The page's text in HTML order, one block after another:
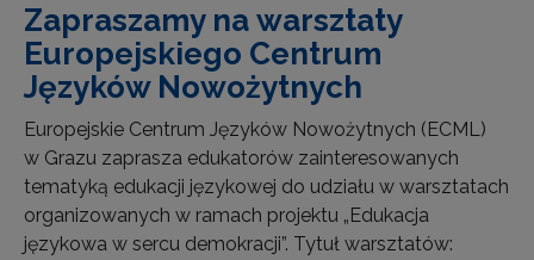
Zapraszamy na warsztaty
Europejskiego Centrum
Języków Nowożytnych
Europejskie Centrum Języków Nowożytnych (ECML)
w Grazu zaprasza edukatorów zainteresowanych
tematyką edukacji językowej do udziału w warsztatach
organizowanych w ramach projektu „Edukacja
językowa w sercu demokracji”. Tytuł warsztatów: